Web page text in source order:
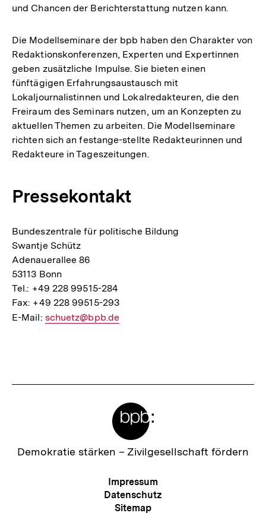
und Chancen der Berichterstattung nutzen kann.
Die Modellseminare der bpb haben den Charakter von
Redaktionskonferenzen, Experten und Expertinnen
geben zusätzliche Impulse. Sie bieten einen
fünftägigen Erfahrungsaustausch mit
Lokaljournalistinnen und Lokalredakteuren, die den
Freiraum des Seminars nutzen, um an Konzepten zu
aktuellen Themen zu arbeiten. Die Modellseminare
richten sich an festange-stellte Redakteurinnen und
Redakteure in Tageszeitungen.
Pressekontakt
Bundeszentrale für politische Bildung
Swantje Schütz
Adenauerallee 86
53113 Bonn
Tel.: +49 228 99515-284
Fax: +49 228 99515-293
E-Mail: E-
schuetz@bpb.de
Zur
Demokratie stärken – Zivilgesellschaft fördern
Meta-
Navigation
Impressum
Datenschutz
Sitemap